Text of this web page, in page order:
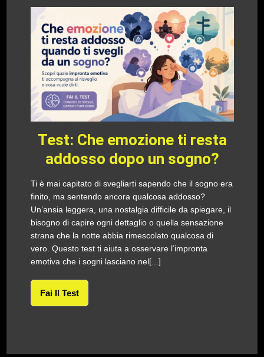
Test: Che emozione ti resta
addosso dopo un sogno?
Ti è mai capitato di svegliarti sapendo che il sogno era
finito, ma sentendo ancora qualcosa addosso?
Un’ansia leggera, una nostalgia difficile da spiegare, il
bisogno di capire ogni dettaglio o quella sensazione
strana che la notte abbia rimescolato qualcosa di
vero. Questo test ti aiuta a osservare l’impronta
emotiva che i sogni lasciano nel[...]
Fai Il Test